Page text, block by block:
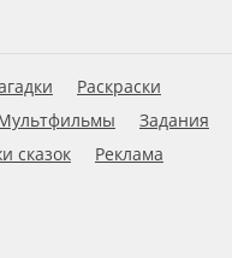
Раскраски
Задания
сказок
Реклама